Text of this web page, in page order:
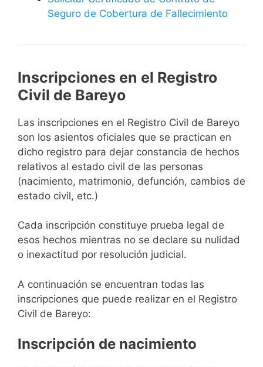
Seguro de Cobertura de Fallecimiento
Inscripciones en el Registro
Civil de Bareyo
Las inscripciones en el Registro Civil de Bareyo
son los asientos oficiales que se practican en
dicho registro para dejar constancia de hechos
relativos al estado civil de las personas
(nacimiento, matrimonio, defunción, cambios de
estado civil, etc.)
Cada inscripción constituye prueba legal de
esos hechos mientras no se declare su nulidad
o inexactitud por resolución judicial.
A continuación se encuentran todas las
inscripciones que puede realizar en el Registro
Civil de Bareyo:
Inscripción de nacimiento